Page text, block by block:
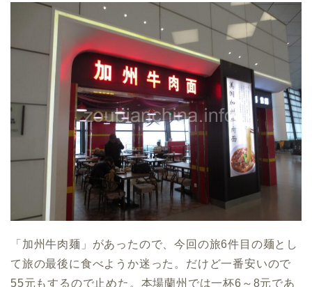
「加州牛肉麺」があったので、今回の旅6件目の麺とし
て旅の最後に食べようか迷った。だけど一番安いので
55元もするので止めた。本場蘭州では一杯6～8元であ